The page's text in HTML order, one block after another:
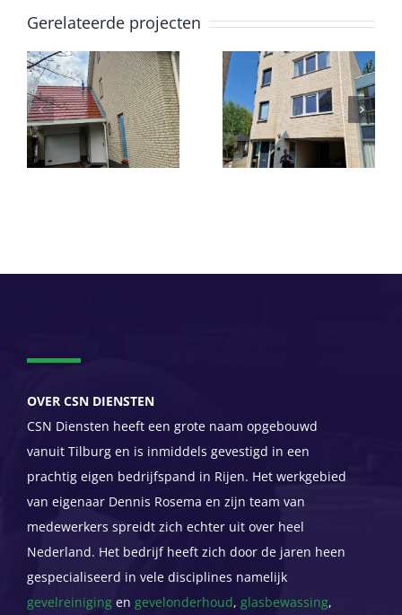
Gerelateerde projecten
GEVELREINIGING
IN
BERGSCHEN
REESHOF,
TILBURG
OVER CSN DIENSTEN
CSN Diensten heeft een grote naam opgebouwd
vanuit Tilburg en is inmiddels gevestigd in een
prachtig eigen bedrijfspand in Rijen. Het werkgebied
van eigenaar Dennis Rosema en zijn team van
medewerkers spreidt zich echter uit over heel
Nederland. Het bedrijf heeft zich door de jaren heen
gespecialiseerd in vele disciplines namelijk
gevelreinigingen gevelonderhoud, glasbewassing,